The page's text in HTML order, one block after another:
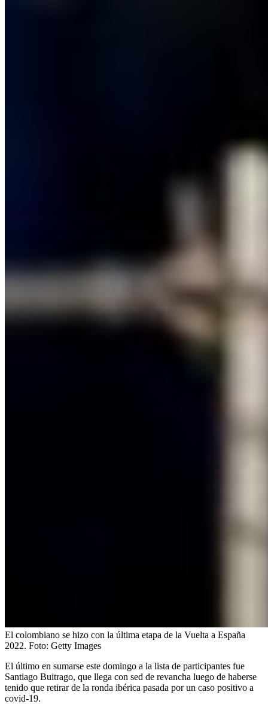
El colombiano se hizo con la última etapa de la Vuelta a España
2022. Foto: Getty Images
El último en sumarse este domingo a la lista de participantes fue
Santiago Buitrago, que llega con sed de revancha luego de haberse
tenido que retirar de la ronda ibérica pasada por un caso positivo a
covid-19.